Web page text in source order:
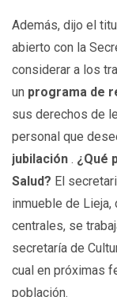
Además, dijo el
abierto con la
considerar a los
un programa de
sus derechos de
personal que
jubilación . ¿Qué
Salud? El
inmueble de
centrales, se
secretaría de
cual en próximas
población.